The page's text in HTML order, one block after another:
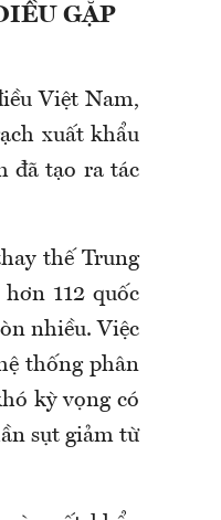
GẶP
Việt Nam,
xuất khẩu
đã tạo ra tác
thế Trung
112 quốc
nhiều. Việc
thống phân
kỳ vọng có
sụt giảm từ